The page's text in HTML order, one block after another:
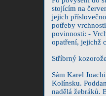
stojícím na
jejich
potřeby
povinnosti: -
opatření, jejichž
Stříbrný
Sám Karel
Kolínsku.
nadělá žebráků.